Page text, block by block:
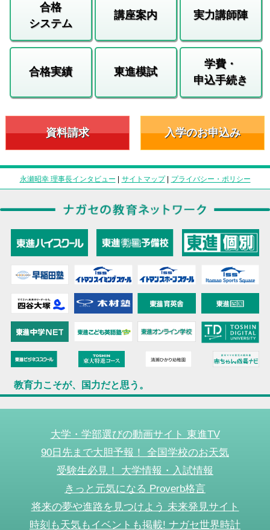
合格
システム
講座案内 実力講師陣
合格実績 東進模試
学費・
申込手続き
資料請求 入学のお申込み
永瀬昭幸 理事長インタビュー | サイトマップ| プライバシー・ポリシー
教育力こそが、国力だと思う。
大学・学部選びの動画サイト 東進TV
90日先まで大胆予報！ 全国学校のお天気
受験生必見！ 大学情報・入試情報
きっと元気になる Proverb格言
将来の夢や進路を見つけよう 未来発見サイト
時刻も天気もイベントも掲載! ナガセ世界時計